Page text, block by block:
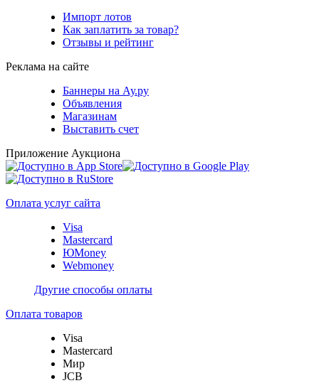
Импорт лотов
Как заплатить за товар?
Отзывы и рейтинг
Реклама на сайте
Баннеры на Ау.ру
Объявления
Магазинам
Выставить счет
Приложение Аукциона
Оплата услуг сайта
Visa
Mastercard
ЮMoney
Webmoney
Другие способы оплаты
Оплата товаров
Visa
Mastercard
Мир
JCB